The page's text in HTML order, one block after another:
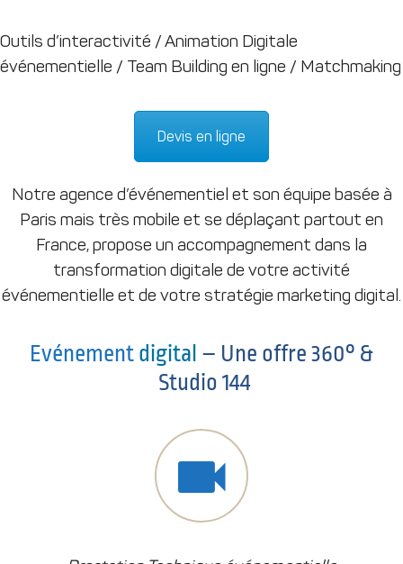
Outils d’interactivité / Animation Digitale
événementielle / Team Building en ligne / Matchmaking
Devis en ligne
Notre agence d’événementiel et son équipe basée à
Paris mais très mobile et se déplaçant partout en
France, propose un accompagnement dans la
transformation digitale de votre activité
événementielle et de votre stratégie marketing digital.
Evénement digital – Une offre 360° &
Studio 144